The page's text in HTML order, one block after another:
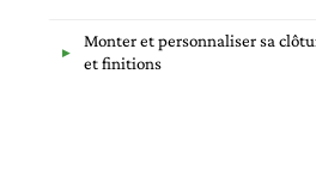
Monter et personnaliser sa
et finitions